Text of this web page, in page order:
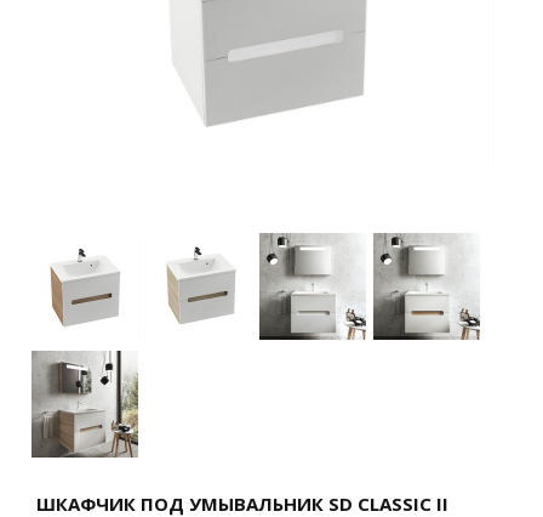
ШКАФЧИК ПОД УМЫВАЛЬНИК SD CLASSIC II